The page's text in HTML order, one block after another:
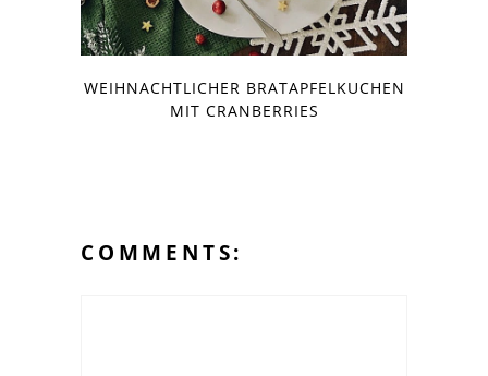
WEIHNACHTLICHER BRATAPFELKUCHEN
MIT CRANBERRIES
COMMENTS: